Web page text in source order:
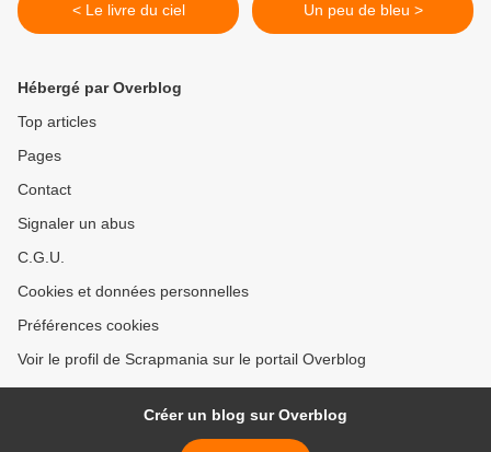
< Le livre du ciel Un peu de bleu >
Hébergé par Overblog
Top articles
Pages
Contact
Signaler un abus
C.G.U.
Cookies et données personnelles
Préférences cookies
Voir le profil de Scrapmania sur le portail Overblog
Créer un blog sur Overblog